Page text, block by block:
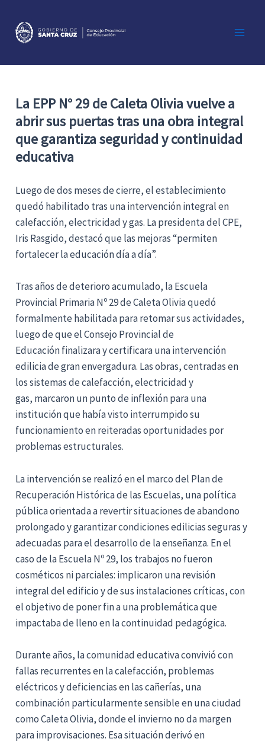
contenido
La EPP N° 29 de Caleta Olivia vuelve a
abrir sus puertas tras una obra integral
que garantiza seguridad y continuidad
educativa
Luego de dos meses de cierre, el establecimiento
quedó habilitado tras una intervención integral en
calefacción, electricidad y gas. La presidenta del CPE,
Iris Rasgido, destacó que las mejoras “permiten
fortalecer la educación día a día”.
Tras años de deterioro acumulado, la Escuela
Provincial Primaria Nº 29 de Caleta Olivia quedó
formalmente habilitada para retomar sus actividades,
luego de que el Consejo Provincial de
Educación finalizara y certificara una intervención
edilicia de gran envergadura. Las obras, centradas en
los sistemas de calefacción, electricidad y
gas, marcaron un punto de inflexión para una
institución que había visto interrumpido su
funcionamiento en reiteradas oportunidades por
problemas estructurales.
La intervención se realizó en el marco del Plan de
Recuperación Histórica de las Escuelas, una política
pública orientada a revertir situaciones de abandono
prolongado y garantizar condiciones edilicias seguras y
adecuadas para el desarrollo de la enseñanza. En el
caso de la Escuela Nº 29, los trabajos no fueron
cosméticos ni parciales: implicaron una revisión
integral del edificio y de sus instalaciones críticas, con
el objetivo de poner fin a una problemática que
impactaba de lleno en la continuidad pedagógica.
Durante años, la comunidad educativa convivió con
fallas recurrentes en la calefacción, problemas
eléctricos y deficiencias en las cañerías, una
combinación particularmente sensible en una ciudad
como Caleta Olivia, donde el invierno no da margen
para improvisaciones. Esa situación derivó en